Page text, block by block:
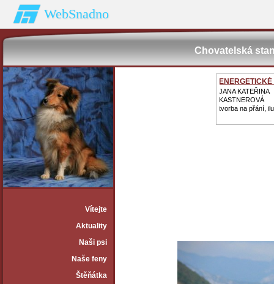
WebSnadno
Chovatelská
Vítejte
Aktuality
Naši psi
Naše feny
Štěňátka
JANA KATEŘINA
KASTNEROVÁ
tvorba na přání,